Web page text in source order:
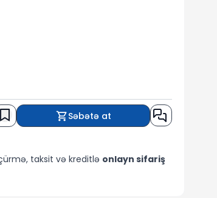
Səbətə at
taksit və kreditlə onlayn sifariş